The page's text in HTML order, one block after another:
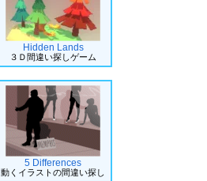
Hidden Lands
３Ｄ間違い探しゲーム
5 Differences
動くイラストの間違い探し